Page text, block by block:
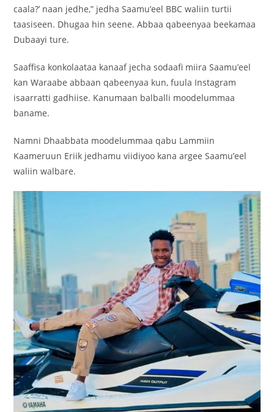
caala?’ naan jedhe,” jedha Saamu’eel BBC waliin turtii
taasiseen. Dhugaa hin seene. Abbaa qabeenyaa beekamaa
Dubaayi ture.
Saaffisa konkolaataa kanaaf jecha sodaafi miira Saamu’eel
kan Waraabe abbaan qabeenyaa kun, fuula Instagram
isaarratti gadhiise. Kanumaan balballi moodelummaa
baname.
Namni Dhaabbata moodelummaa qabu Lammiin
Kaameruun Eriik jedhamu viidiyoo kana argee Saamu’eel
waliin walbare.